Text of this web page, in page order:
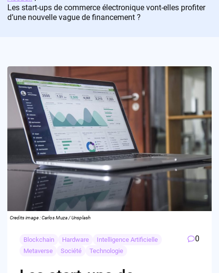
Les start-ups de commerce électronique vont-elles profiter
d’une nouvelle vague de financement ?
Credits image : Carlos Muza / Unsplash
Blockchain Hardware
Intelligence Artificielle
Metaverse
Société Technologie
0